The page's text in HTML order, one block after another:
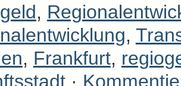
,
,
, Frankfurt,
·